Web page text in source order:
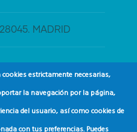
MADRID
estrictamente necesarias,
la navegación por la página,
del usuario, así como cookies de
con tus preferencias. Puedes